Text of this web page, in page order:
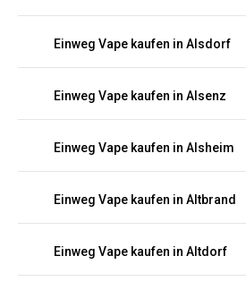
Einweg Vape kaufen in Alsdorf
Einweg Vape kaufen in Alsenz
Einweg Vape kaufen in Alsheim
Einweg Vape kaufen in Altbrand
Einweg Vape kaufen in Altdorf